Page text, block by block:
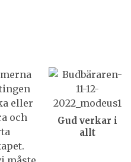
Gud verkar i
allt